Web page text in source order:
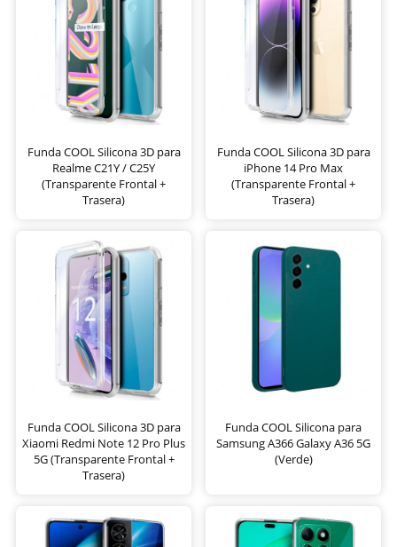
Funda COOL Silicona 3D para
Realme C21Y / C25Y
(Transparente Frontal +
Trasera)
Funda COOL Silicona 3D para
iPhone 14 Pro Max
(Transparente Frontal +
Trasera)
Funda COOL Silicona 3D para
Xiaomi Redmi Note 12 Pro Plus
5G (Transparente Frontal +
Trasera)
Funda COOL Silicona para
Samsung A366 Galaxy A36 5G
(Verde)